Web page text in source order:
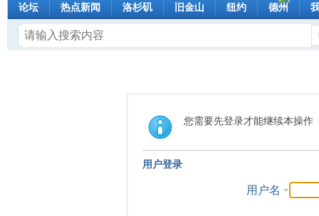
论坛 热点新闻 洛杉矶 旧金山 纽约 德州
您需要先登录才能继续本操作
用户登录
用户名